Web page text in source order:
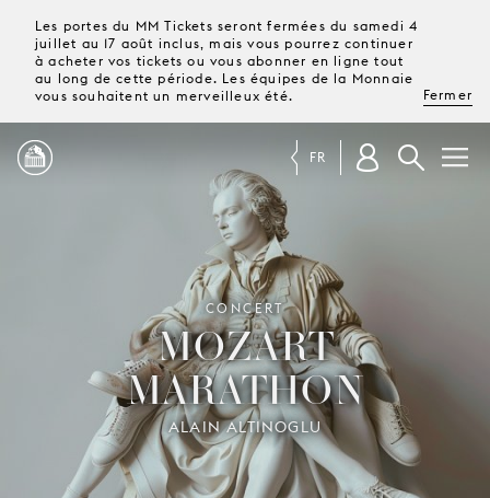
Les portes du MM Tickets seront fermées du samedi 4
juillet au 17 août inclus, mais vous pourrez continuer
à acheter vos tickets ou vous abonner en ligne tout
au long de cette période. Les équipes de la Monnaie
vous souhaitent un merveilleux été.
Fermer
PROGRAMME
MAGAZINE
TICKETS &
ABONNEMENTS
VOTRE
VISITE
FR
CONCERT
MOZART
MARATHON
ALAIN ALTINOGLU